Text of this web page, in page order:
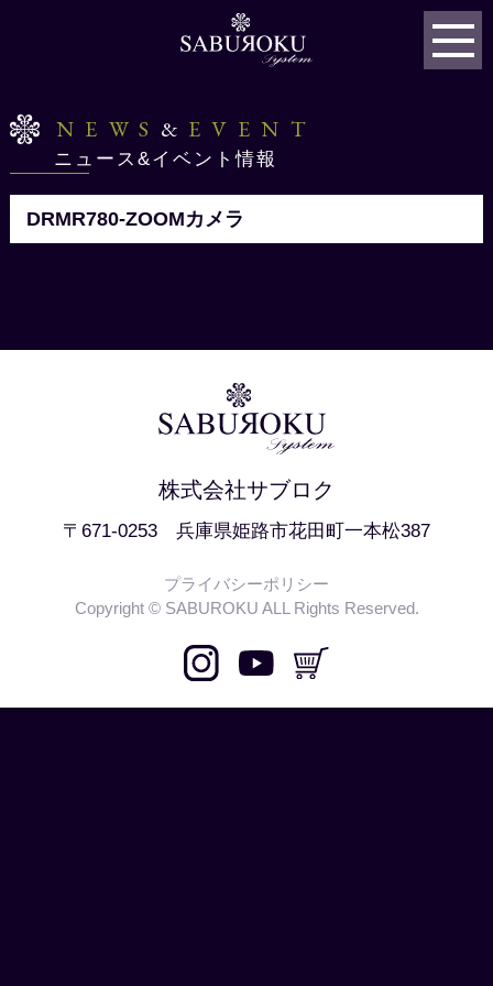
NEWS & EVENT
ニュース&イベント情報
DRMR780-ZOOMカメラ
株式会社サブロク
〒671-0253 兵庫県姫路市花田町一本松387
プライバシーポリシー
Copyright © SABUROKU ALL Rights Reserved.